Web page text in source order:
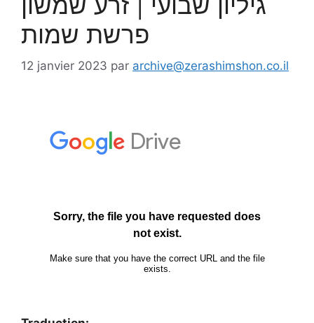
פרשת שמות
12 janvier 2023 par archive@zerashimshon.co.il